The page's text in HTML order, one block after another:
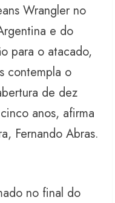
Wrangler no
e do
para o atacado,
contempla o
de dez
anos, afirma
Fernando Abras.
no final do